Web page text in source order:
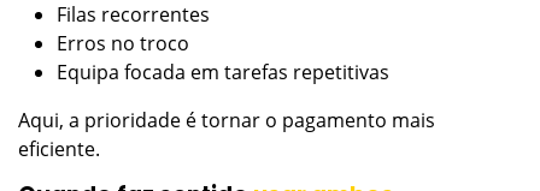
Filas recorrentes
Erros no troco
Equipa focada em tarefas repetitivas
Aqui, a prioridade é tornar o pagamento mais
eficiente.